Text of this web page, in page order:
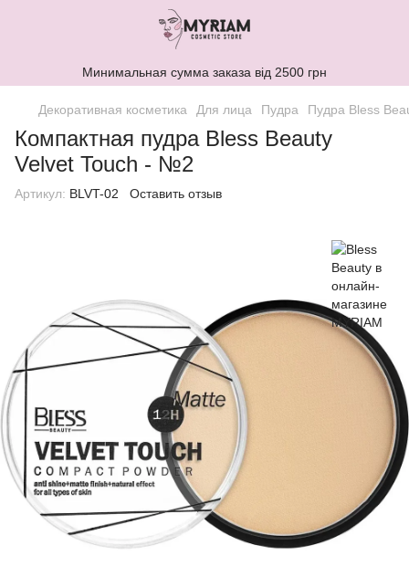
Минимальная сумма заказа від 2500 грн
Декоративная косметика Для лица Пудра Пудра Bless
Компактная пудра Bless Beauty
Velvet Touch - №2
Артикул: BLVT-02 Оставить отзыв